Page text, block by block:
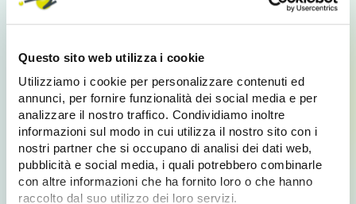
Questo sito web utilizza i cookie
Utilizziamo i cookie per personalizzare contenuti ed
annunci, per fornire funzionalità dei social media e per
analizzare il nostro traffico. Condividiamo inoltre
informazioni sul modo in cui utilizza il nostro sito con i
nostri partner che si occupano di analisi dei dati web,
pubblicità e social media, i quali potrebbero combinarle
con altre informazioni che ha fornito loro o che hanno
raccolto dal suo utilizzo dei loro servizi.
Perfettamenteintegrabile agli ERP e ai sistemi di
gestione aziendali , offre unasoluzione completa per
la tua forza vendita:dallaraccolta ordinialcatalogo
digitale, dalla gestione agenti a quella deidocumenti,
fino alle statistichee al giro visite. Personalizzabile, è
disponibile periOS, Android e Web,e funziona anche
offline.